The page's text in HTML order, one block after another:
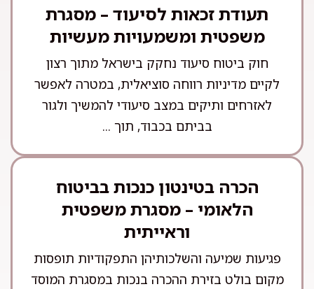
תעודת זכאות לסיעוד – מסגרת
משפטית ומשמעויות מעשיות
חוק ביטוח סיעוד נחקק בישראל מתוך רצון
לקיים מדיניות רווחה סוציאלית, במטרה לאפשר
לאזרחים ותיקים במצב סיעודי להמשיך ולגור
בביתם בכבוד, תוך ...
הכרה בטינטון כנכות בביטוח
הלאומי – מסגרת משפטית
וראייתית
פגיעות שמיעה והשלכותיהן התפקודיות תופסות
מקום בולט בזירת ההכרה בנכות במסגרת המוסד